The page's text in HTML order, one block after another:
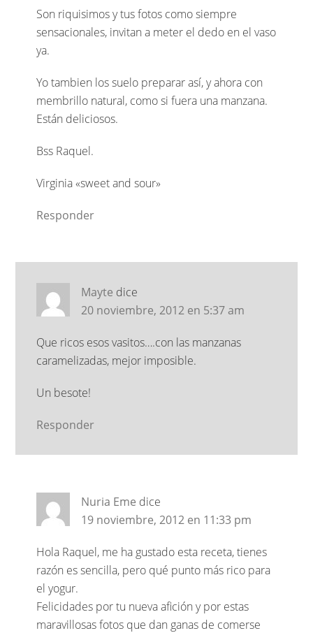
Son riquisimos y tus fotos como siempre
sensacionales, invitan a meter el dedo en el vaso
ya.
Yo tambien los suelo preparar así, y ahora con
membrillo natural, como si fuera una manzana.
Están deliciosos.
Bss Raquel.
Virginia «sweet and sour»
Responder
Mayte dice
20 noviembre, 2012 en 5:37 am
Que ricos esos vasitos….con las manzanas
caramelizadas, mejor imposible.
Un besote!
Responder
Nuria Eme dice
19 noviembre, 2012 en 11:33 pm
Hola Raquel, me ha gustado esta receta, tienes
razón es sencilla, pero qué punto más rico para
el yogur.
Felicidades por tu nueva afición y por estas
maravillosas fotos que dan ganas de comerse